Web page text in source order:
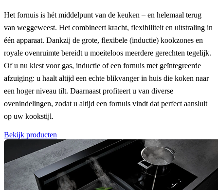
Het fornuis is hét middelpunt van de keuken – en helemaal terug
van weggeweest. Het combineert kracht, flexibiliteit en uitstraling in
één apparaat. Dankzij de grote, flexibele (inductie) kookzones en
royale ovenruimte bereidt u moeiteloos meerdere gerechten tegelijk.
Of u nu kiest voor gas, inductie of een fornuis met geïntegreerde
afzuiging: u haalt altijd een echte blikvanger in huis die koken naar
een hoger niveau tilt. Daarnaast profiteert u van diverse
ovenindelingen, zodat u altijd een fornuis vindt dat perfect aansluit
op uw kookstijl.
Bekijk producten